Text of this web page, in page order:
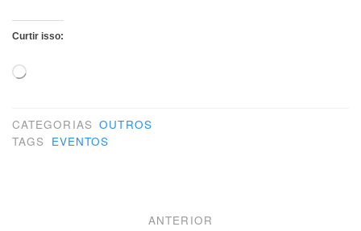
Curtir isso:
Carregando...
CATEGORIAS OUTROS
TAGS EVENTOS
NavegaçãoANTERIOR